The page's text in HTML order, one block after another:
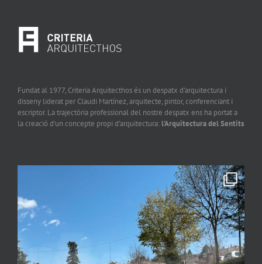
Fundat al 1977, Criteria Arquitecthos és un despatx d’arquitectura i
disseny liderat per Claudi Martínez, arquitecte, pintor, conferenciant i
escriptor. La trajectòria professional del nostre despatx ens ha portat a
la creació d’un concepte propi d’arquitectura: l’Arquitectura del Sentits